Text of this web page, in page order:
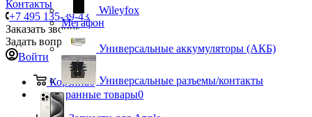
Контакты
+7 495 135-39-43
Заказать звонок
Задать вопрос
Войти
Корзина0
Избранные товары0
Wileyfox
Мегафон
Универсальные аккумуляторы (АКБ)
Универсальные разъемы/контакты